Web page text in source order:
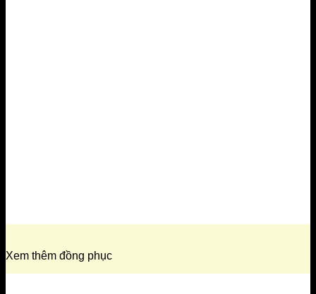
Xem thêm đồng phục